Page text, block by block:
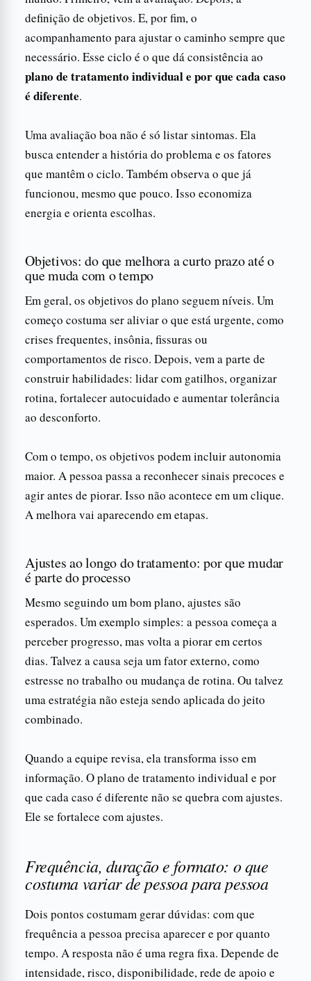
definição de objetivos. E, por fim, o
acompanhamento para ajustar o caminho sempre que
necessário. Esse ciclo é o que dá consistência ao
plano de tratamento individual e por que cada caso
é diferente.
Uma avaliação boa não é só listar sintomas. Ela
busca entender a história do problema e os fatores
que mantêm o ciclo. Também observa o que já
funcionou, mesmo que pouco. Isso economiza
energia e orienta escolhas.
Objetivos: do que melhora a curto prazo até o
que muda com o tempo
Em geral, os objetivos do plano seguem níveis. Um
começo costuma ser aliviar o que está urgente, como
crises frequentes, insônia, fissuras ou
comportamentos de risco. Depois, vem a parte de
construir habilidades: lidar com gatilhos, organizar
rotina, fortalecer autocuidado e aumentar tolerância
ao desconforto.
Com o tempo, os objetivos podem incluir autonomia
maior. A pessoa passa a reconhecer sinais precoces e
agir antes de piorar. Isso não acontece em um clique.
A melhora vai aparecendo em etapas.
Ajustes ao longo do tratamento: por que mudar
é parte do processo
Mesmo seguindo um bom plano, ajustes são
esperados. Um exemplo simples: a pessoa começa a
perceber progresso, mas volta a piorar em certos
dias. Talvez a causa seja um fator externo, como
estresse no trabalho ou mudança de rotina. Ou talvez
uma estratégia não esteja sendo aplicada do jeito
combinado.
Quando a equipe revisa, ela transforma isso em
informação. O plano de tratamento individual e por
que cada caso é diferente não se quebra com ajustes.
Ele se fortalece com ajustes.
Frequência, duração e formato: o que
costuma variar de pessoa para pessoa
Dois pontos costumam gerar dúvidas: com que
frequência a pessoa precisa aparecer e por quanto
tempo. A resposta não é uma regra fixa. Depende de
intensidade, risco, disponibilidade, rede de apoio e